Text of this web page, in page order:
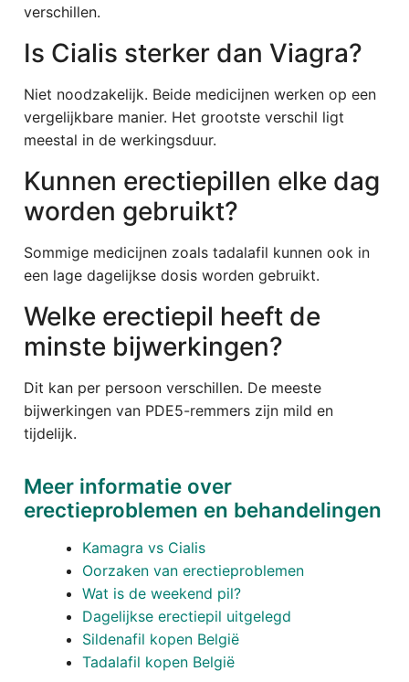
verschillen.
Is Cialis sterker dan Viagra?
Niet noodzakelijk. Beide medicijnen werken op een
vergelijkbare manier. Het grootste verschil ligt
meestal in de werkingsduur.
Kunnen erectiepillen elke dag
worden gebruikt?
Sommige medicijnen zoals tadalafil kunnen ook in
een lage dagelijkse dosis worden gebruikt.
Welke erectiepil heeft de
minste bijwerkingen?
Dit kan per persoon verschillen. De meeste
bijwerkingen van PDE5-remmers zijn mild en
tijdelijk.
Meer informatie over
erectieproblemen en behandelingen
Kamagra vs Cialis
Oorzaken van erectieproblemen
Wat is de weekend pil?
Dagelijkse erectiepil uitgelegd
Sildenafil kopen België
Tadalafil kopen België